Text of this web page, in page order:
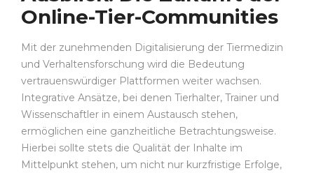
Online-Tier-Communities
Mit der zunehmenden Digitalisierung der Tiermedizin
und Verhaltensforschung wird die Bedeutung
vertrauenswürdiger Plattformen weiter wachsen.
Integrative Ansätze, bei denen Tierhalter, Trainer und
Wissenschaftler in einem Austausch stehen,
ermöglichen eine ganzheitliche Betrachtungsweise.
Hierbei sollte stets die Qualität der Inhalte im
Mittelpunkt stehen, um nicht nur kurzfristige Erfolge,